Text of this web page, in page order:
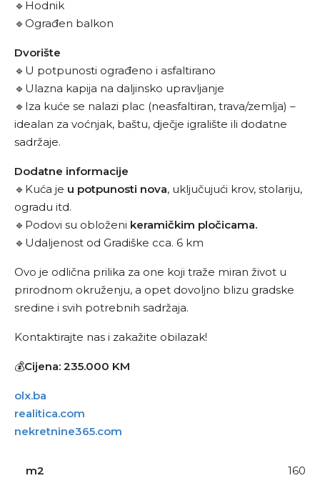
🔹Hodnik
🔹Ograđen balkon
Dvorište
🔹U potpunosti ograđeno i asfaltirano
🔹Ulazna kapija na daljinsko upravljanje
🔹Iza kuće se nalazi plac (neasfaltiran, trava/zemlja) –
idealan za voćnjak, baštu, dječje igralište ili dodatne
sadržaje.
Dodatne informacije
🔹Kuća je u potpunosti nova, uključujući krov, stolariju,
ogradu itd.
🔹Podovi su obloženi keramičkim pločicama.
🔹Udaljenost od Gradiške cca. 6 km
Ovo je odlična prilika za one koji traže miran život u
prirodnom okruženju, a opet dovoljno blizu gradske
sredine i svih potrebnih sadržaja.
Kontaktirajte nas i zakažite obilazak!
💰Cijena: 235.000 KM
olx.ba
realitica.com
nekretnine365.com
m2 160